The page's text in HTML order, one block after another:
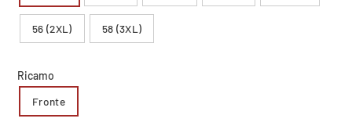
56 (2XL) 58 (3XL)
Ricamo
Fronte